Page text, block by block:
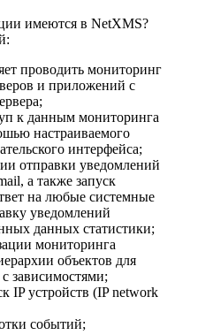
имеются в NetXMS?
проводить мониторинг
и приложений с
к данным мониторинга
настраиваемого
интерфейса;
отправки уведомлений
а также запуск
на любые системные
уведомлений
данных статистики;
мониторинга
объектов для
зависимостями;
IP устройств (IP network
событий;